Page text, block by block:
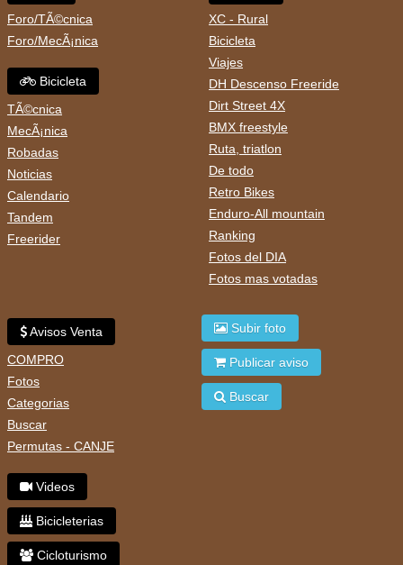
Foro/TÃ©cnica
Foro/MecÃ¡nica
Bicicleta
TÃ©cnica
MecÃ¡nica
Robadas
Noticias
Calendario
Tandem
Freerider
XC - Rural
Bicicleta
Viajes
DH Descenso Freeride
Dirt Street 4X
BMX freestyle
Ruta, triatlon
De todo
Retro Bikes
Enduro-All mountain
Ranking
Fotos del DIA
Fotos mas votadas
Avisos Venta
COMPRO
Fotos
Categorias
Buscar
Permutas - CANJE
Videos
Bicicleterias
Cicloturismo
Subir foto
Publicar aviso
Buscar